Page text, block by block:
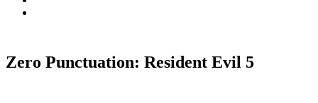
Zero Punctuation: Resident Evil 5